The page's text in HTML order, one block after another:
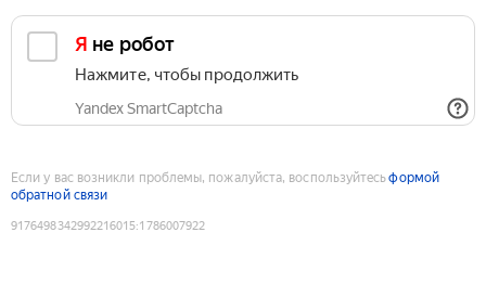
Я не робот
Нажмите, чтобы продолжить
Yandex SmartCaptcha
Если у вас возникли проблемы, пожалуйста, воспользуйтесьформой
обратной связи
9176498342992216015:1786007922